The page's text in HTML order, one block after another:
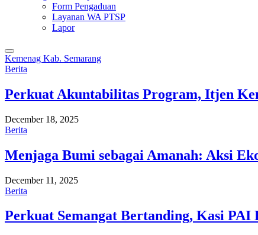
Form Pengaduan
Layanan WA PTSP
Lapor
Kemenag Kab. Semarang
Berita
Perkuat Akuntabilitas Program, Itjen
December 18, 2025
Berita
Menjaga Bumi sebagai Amanah: Aksi
December 11, 2025
Berita
Perkuat Semangat Bertanding, Kasi